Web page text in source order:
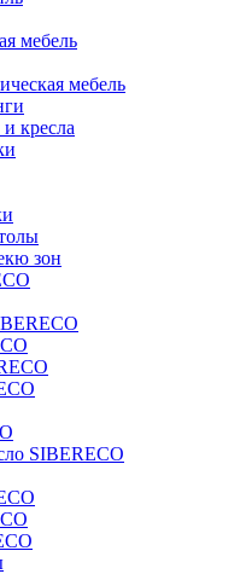
мебель
мебель
кресла
зон
SIBERECO